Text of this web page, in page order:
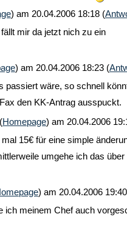
) am 20.04.2006 18:18 (
mir da jetzt nich zu ein
) am 20.04.2006 18:23 (
passiert wäre, so schnell
den KK-Antrag ausspuckt.
(Homepage) am 20.04.2006
15€ für eine simple
umgehe ich das
) am 20.04.2006 19:40
ich meinem Chef auch